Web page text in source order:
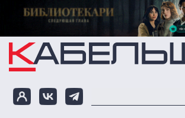
Перейти к основному содержанию